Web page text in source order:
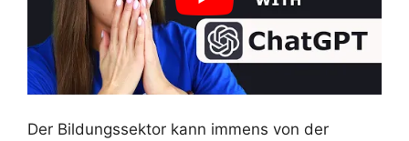
Der Bildungssektor kann immens von der